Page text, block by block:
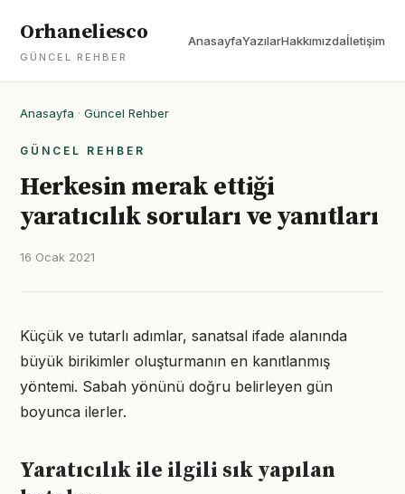
Orhaneliesco
GÜNCEL REHBER
AnasayfaYazılarHakkımızdaİletişim
Anasayfa · Güncel Rehber
GÜNCEL REHBER
Herkesin merak ettiği
yaratıcılık soruları ve yanıtları
16 Ocak 2021
Küçük ve tutarlı adımlar, sanatsal ifade alanında
büyük birikimler oluşturmanın en kanıtlanmış
yöntemi. Sabah yönünü doğru belirleyen gün
boyunca ilerler.
Yaratıcılık ile ilgili sık yapılan